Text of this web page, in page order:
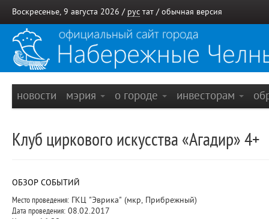
Воскресенье, 9 августа 2026 / рус тат / обычная версия
новости мэрия о городе инвесторам
Клуб циркового искусства «Агадир» 4+
ОБЗОР СОБЫТИЙ
Место проведения: ГКЦ "Эврика" (мкр, Прибрежный)
Дата проведения: 08.02.2017